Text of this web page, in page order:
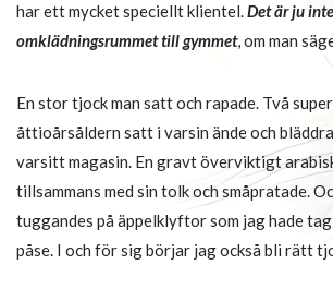
har ett mycket speciellt klientel.Det är ju
omklädningsrummet till gymmet, om man
En stor tjock man satt och rapade. Två
åttioårsåldern satt i varsin ände och
varsitt magasin. En gravt överviktigt
tillsammans med sin tolk och småpratade.
tuggandes på äppelklyftor som jag hade
påse. I och för sig börjar jag också bli rätt